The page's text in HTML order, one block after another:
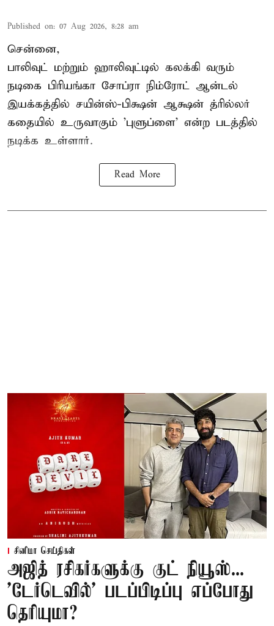
Published on: 07 Aug 2026, 8:28 am
சென்னை,
பாலிவுட் மற்றும் ஹாலிவுட்டில் கலக்கி வரும்
நடிகை பிரியங்கா சோப்ரா நிம்ரோட் ஆன்டல்
இயக்கத்தில் சயின்ஸ்-பிக்ஷன் ஆக்ஷன் த்ரில்லர்
கதையில் உருவாகும் 'புளுப்ளை' என்ற படத்தில்
நடிக்க உள்ளார்.
Read More
சினிமா செய்திகள்
அஜித் ரசிகர்களுக்கு குட் நியூஸ்...
'டேர்டெவில்' படப்பிடிப்பு எப்போது
தெரியுமா?